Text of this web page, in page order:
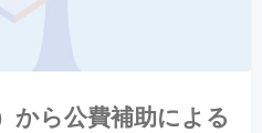
から公費補助による